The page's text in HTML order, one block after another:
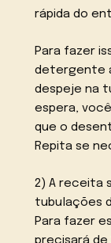
rápida do
Para fazer
detergente
despeje na
espera,
que o
Repita se
2) A receita
tubulações
Para fazer
precisará de